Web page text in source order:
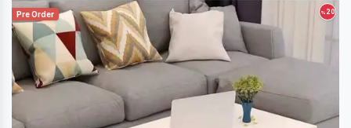
Pre Order 20
%